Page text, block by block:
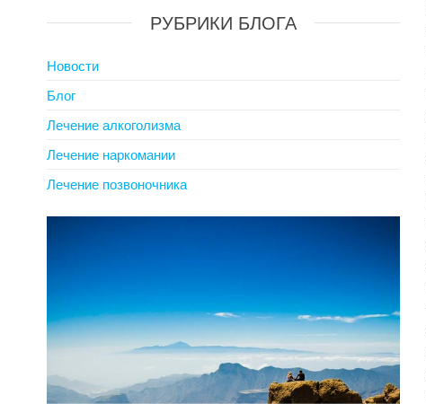
РУБРИКИ БЛОГА
Новости
Блог
Лечение алкоголизма
Лечение наркомании
Лечение позвоночника